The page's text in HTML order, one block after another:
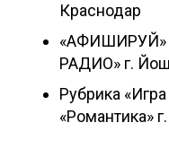
Краснодар
«АФИШИРУЙ»
РАДИО» г.
Рубрика
«Романтика»